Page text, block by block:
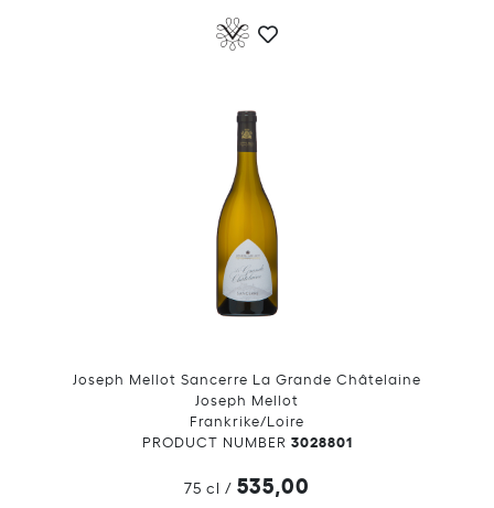
Joseph Mellot Sancerre La Grande Châtelaine
Joseph Mellot
Frankrike/Loire
PRODUCT NUMBER 3028801
75 cl / 535,00